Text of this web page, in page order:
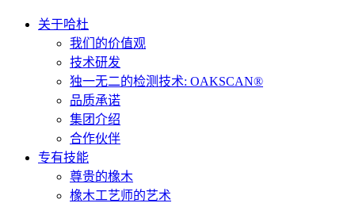
关于哈杜
我们的价值观
技术研发
独一无二的检测技术: OAKSCAN®
品质承诺
集团介绍
合作伙伴
专有技能
尊贵的橡木
橡木工艺师的艺术